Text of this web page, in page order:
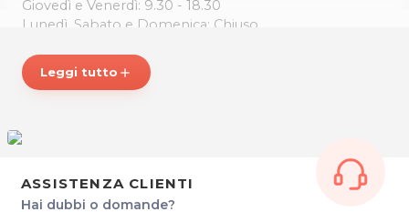
Giovedì e Venerdì: 9.30 - 18.30
Lunedì, Sabato e Domenica: Chiuso
CENTRO OLISTICO TERAPIA & SALUTE
Via Montereale 13/B
33170 Pordenone
Per ulteriori informazioni sull'offerta o sulle modalità di
acquisto scrivi a posta@espevia.it
Leggi tutto add
ASSISTENZA CLIENTI
Hai dubbi o domande?